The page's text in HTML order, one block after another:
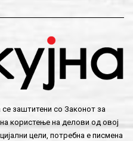
заштитени со Законот за
користење на делови од овој
цели, потребна е писмена